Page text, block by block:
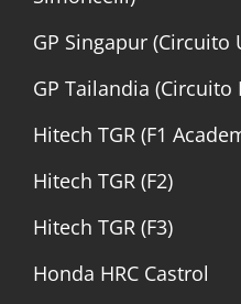
GP Singapur
GP Tailandia
Hitech TGR (F1
Hitech TGR (F2)
Hitech TGR (F3)
Honda HRC Castrol